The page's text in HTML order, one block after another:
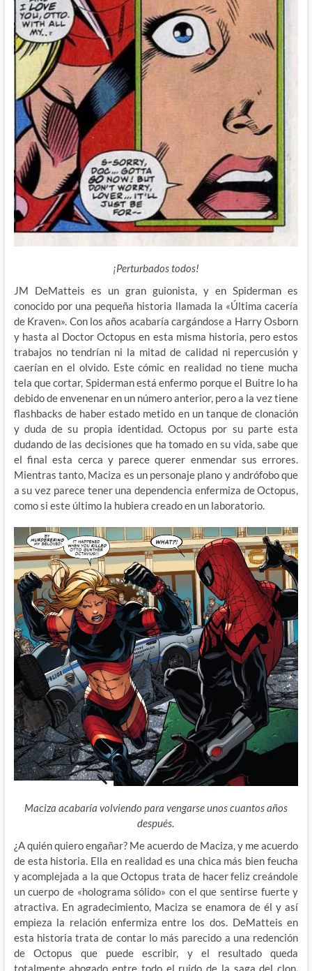
¡Perturbados todos!
JM DeMatteis es un gran guionista, y en Spiderman es
conocido por una pequeña historia llamada la «Última cacería
de Kraven». Con los años acabaría cargándose a Harry Osborn
y hasta al Doctor Octopus en esta misma historia, pero estos
trabajos no tendrían ni la mitad de calidad ni repercusión y
caerían en el olvido. Este cómic en realidad no tiene mucha
tela que cortar, Spiderman está enfermo porque el Buitre lo ha
debido de envenenar en un número anterior, pero a la vez tiene
flashbacks de haber estado metido en un tanque de clonación
y duda de su propia identidad. Octopus por su parte esta
dudando de las decisiones que ha tomado en su vida, sabe que
el final esta cerca y parece querer enmendar sus errores.
Mientras tanto, Maciza es un personaje plano y andrófobo que
a su vez parece tener una dependencia enfermiza de Octopus,
como si este último la hubiera creado en un laboratorio.
Maciza acabaría volviendo para vengarse unos cuantos años
después.
¿A quién quiero engañar? Me acuerdo de Maciza, y me acuerdo
de esta historia. Ella en realidad es una chica más bien feucha
y acomplejada a la que Octopus trata de hacer feliz creándole
un cuerpo de «holograma sólido» con el que sentirse fuerte y
atractiva. En agradecimiento, Maciza se enamora de él y así
empieza la relación enfermiza entre los dos. DeMatteis en
esta historia trata de contar lo más parecido a una redención
de Octopus que puede escribir, y el resultado queda
totalmente ahogado entre todo el ruido de la saga del clon.